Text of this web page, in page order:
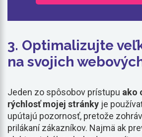
3. Optimalizujte
na svojich
Jeden zo spôsobov prístupu ako
rýchlosť mojej stránky je
upútajú pozornosť, pretože
prilákaní zákazníkov. Najmä ak